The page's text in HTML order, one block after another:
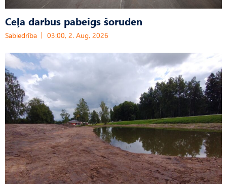
Ceļa darbus pabeigs šoruden
Sabiedrība 03:00, 2. Aug, 2026